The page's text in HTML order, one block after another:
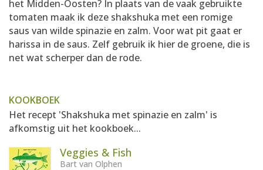
het Midden-Oosten? In plaats van de vaak gebruikte
tomaten maak ik deze shakshuka met een romige
saus van wilde spinazie en zalm. Voor wat pit gaat er
harissa in de saus. Zelf gebruik ik hier de groene, die is
net wat scherper dan de rode.
KOOKBOEK
Het recept 'Shakshuka met spinazie en zalm' is
afkomstig uit het kookboek...
Veggies & Fish
Bart van Olphen